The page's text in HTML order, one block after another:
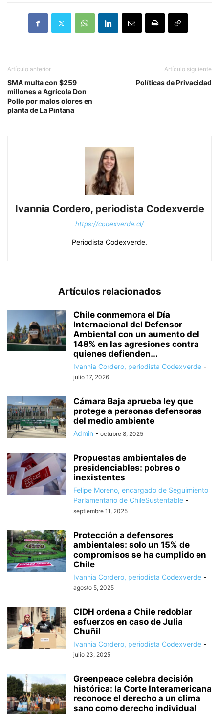
Artículo anterior
SMA multa con $259
millones a Agrícola Don
Pollo por malos olores en
planta de La Pintana
Artículo siguiente
Políticas de Privacidad
Ivannia Cordero, periodista Codexverde
https://codexverde.cl/
Periodista Codexverde.
Artículos relacionados
Chile conmemora el Día
Internacional del Defensor
Ambiental con un aumento del
148% en las agresiones contra
quienes defienden...
Ivannia Cordero, periodista Codexverde -
julio 17, 2026
Cámara Baja aprueba ley que
protege a personas defensoras
del medio ambiente
Admin - octubre 8, 2025
Propuestas ambientales de
presidenciables: pobres o
inexistentes
Felipe Moreno, encargado de Seguimiento
Parlamentario de ChileSustentable -
septiembre 11, 2025
Protección a defensores
ambientales: solo un 15% de
compromisos se ha cumplido en
Chile
Ivannia Cordero, periodista Codexverde -
agosto 5, 2025
CIDH ordena a Chile redoblar
esfuerzos en caso de Julia
Chuñil
Ivannia Cordero, periodista Codexverde -
julio 23, 2025
Greenpeace celebra decisión
histórica: la Corte Interamericana
reconoce el derecho a un clima
sano como derecho individual